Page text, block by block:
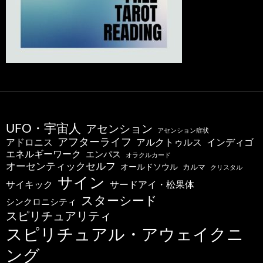
UFO・宇宙人 アセンション アセンション症状
アドロニス アフターライフ アルクトゥルス インディゴ
エネルギーワーク エンパス オラクルカード
オーセンティックセルフ オールドソウル カルマ クリスタル
サイキック サイン サードアイ・松果体
シンクロニシティ スターシード
スピリチュアリティ
スピリチュアル・アウェイクニ
ング